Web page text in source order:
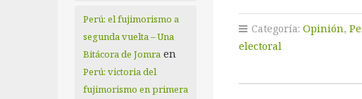
Perú: el fujimorismo a
segunda vuelta – Una
Bitácora de Jomra en
Perú: victoria del
fujimorismo en primera
Categoría: Opinión,
electoral